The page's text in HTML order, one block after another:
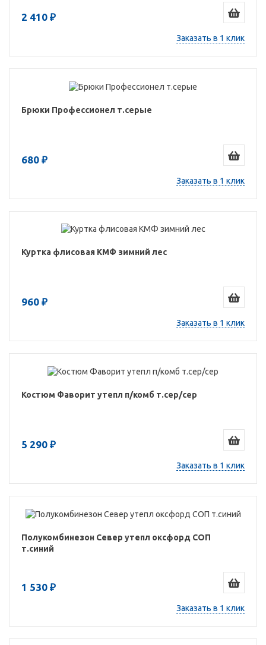
2 410 ₽
Заказать в 1 клик
Брюки Профессионел т.серые
680 ₽
Заказать в 1 клик
Куртка флисовая КМФ зимний лес
960 ₽
Заказать в 1 клик
Костюм Фаворит утепл п/комб т.сер/сер
5 290 ₽
Заказать в 1 клик
Полукомбинезон Север утепл оксфорд СОП
т.синий
1 530 ₽
Заказать в 1 клик